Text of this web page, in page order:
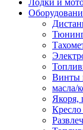
Винты
масла/
Якоря,